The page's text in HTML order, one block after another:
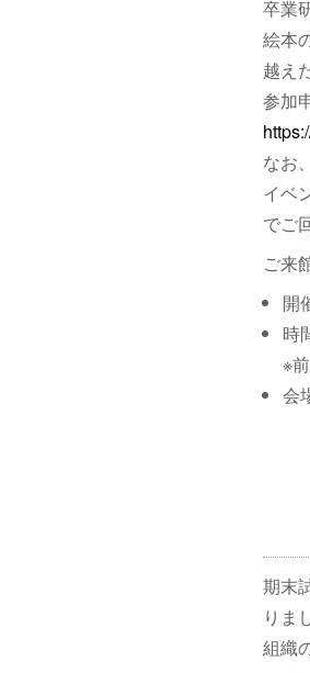
卒業
絵本
越え
参加
なお
イベ
でご
ご来
開
時
※
会
期末
りま
組織